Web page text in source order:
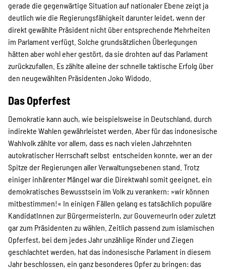
SPENDEN
Über uns
Kontakt
english
Indonesian
Suche
gerade die gegenwärtige Situation auf nationaler Ebene zeigt ja
deutlich wie die Regierungsfähigkeit darunter leidet, wenn der
direkt gewählte Präsident nicht über entsprechende Mehrheiten
im Parlament verfügt. Solche grundsätzlichen Überlegungen
hätten aber wohl eher gestört, da sie drohten auf das Parlament
zurückzufallen. Es zählte alleine der schnelle taktische Erfolg über
den neugewählten Präsidenten Joko Widodo.
Das Opferfest
Demokratie kann auch, wie beispielsweise in Deutschland, durch
indirekte Wahlen gewährleistet werden. Aber für das indonesische
Wahlvolk zählte vor allem, dass es nach vielen Jahrzehnten
autokratischer Herrschaft selbst entscheiden konnte, wer an der
Spitze der Regierungen aller Verwaltungsebenen stand. Trotz
einiger inhärenter Mängel war die Direktwahl somit geeignet, ein
demokratisches Bewusstsein im Volk zu verankern: »wir können
mitbestimmen!« In einigen Fällen gelang es tatsächlich populäre
KandidatInnen zur BürgermeisterIn, zur GouverneurIn oder zuletzt
gar zum Präsidenten zu wählen. Zeitlich passend zum islamischen
Opferfest, bei dem jedes Jahr unzählige Rinder und Ziegen
geschlachtet werden, hat das indonesische Parlament in diesem
Jahr beschlossen, ein ganz besonderes Opfer zu bringen: das